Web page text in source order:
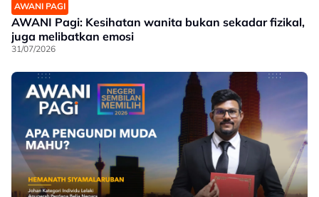
AWANI PAGI
AWANI Pagi: Kesihatan wanita bukan sekadar fizikal,
juga melibatkan emosi
31/07/2026